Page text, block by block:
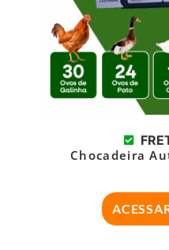
Chocadeira